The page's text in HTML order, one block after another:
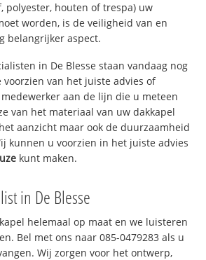
polyester, houten of trespa) uw
worden, is de veiligheid van en
belangrijker aspect.
in De Blesse staan vandaag nog
voorzien van het juiste advies of
aan de lijn die u meteen
van het materiaal van uw dakkapel
aanzicht maar ook de duurzaamheid
kunnen u voorzien in het juiste advies
kunt maken.
in De Blesse
helemaal op maat en we luisteren
Bel met ons naar 085-0479283 als u
Wij zorgen voor het ontwerp,